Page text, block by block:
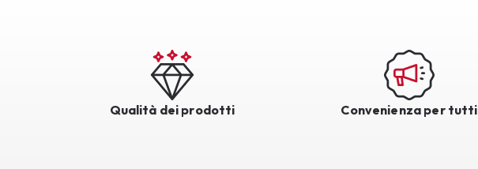
Qualità dei prodotti Convenienza per tutti